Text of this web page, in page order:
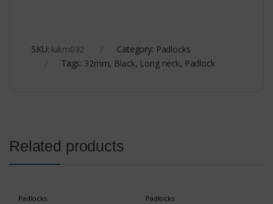
SKU: lukm032 Category: Padlocks
Tags: 32mm, Black, Long neck, Padlock
Related products
Padlocks Padlocks